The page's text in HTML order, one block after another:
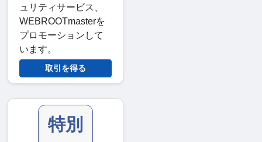
ュリティサービス、
WEBROOTmasterを
プロモーションして
います。
取引を得る
特別